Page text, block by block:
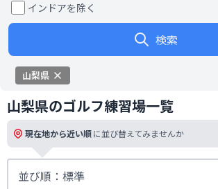
インドアを除く
検索
山梨県
山梨県のゴルフ練習場一覧
現在地から近い順に並び替えてみませんか